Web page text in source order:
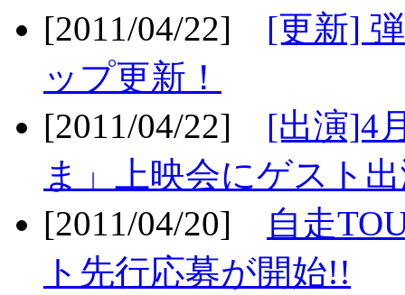
[2011/04/22] [更新]
ップ更新！
[2011/04/22] [出演]4
ま」上映会にゲスト
[2011/04/20]
自走
ト先行応募が開始!!